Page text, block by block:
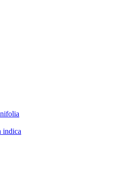
indica